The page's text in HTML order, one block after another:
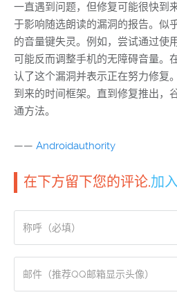
一直遇到问题，但修复可能很快到
于影响随选朗读的漏洞的报告。似
的音量键失灵。例如，尝试通过使
可能反而调整手机的无障碍音量。
认了这个漏洞并表示正在努力修复
到来的时间框架。直到修复推出，
通方法。
—— Androidauthority
在下方留下您的评论.加